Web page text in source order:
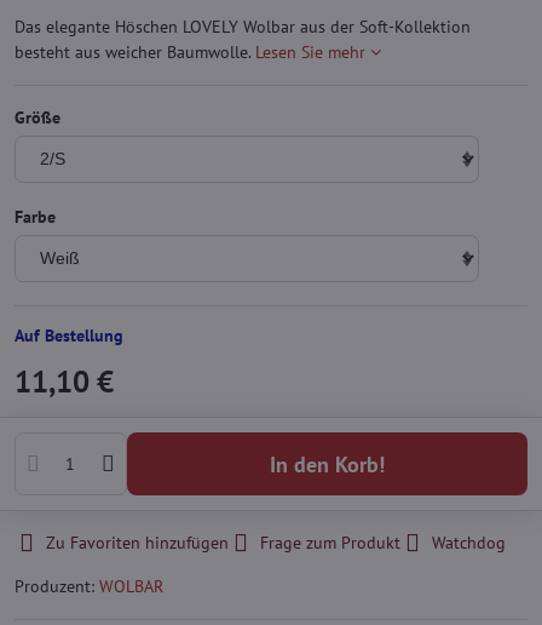
Das elegante Höschen LOVELY Wolbar aus der Soft-Kollektion
besteht aus weicher Baumwolle. Lesen Sie mehr
Größe
Farbe
Auf Bestellung
11,10 €
In den Korb!
Zu Favoriten hinzufügen Frage zum Produkt
Watchdog
Produzent: WOLBAR